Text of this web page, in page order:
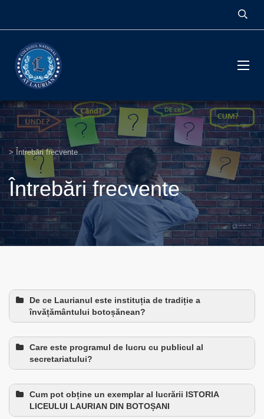
> Întrebări frecvente
Întrebări frecvente
De ce Laurianul este instituția de tradiție a
învățământului botoșănean?
Care este programul de lucru cu publicul al
secretariatului?
Cum pot obține un exemplar al lucrării ISTORIA
LICEULUI LAURIAN DIN BOTOȘANI